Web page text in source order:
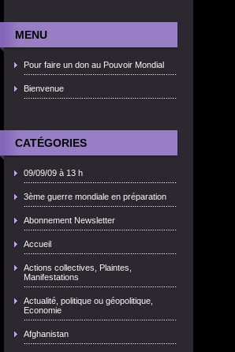
MENU
Pour faire un don au Pouvoir Mondial
Bienvenue
CATÉGORIES
09/09/09 à 13 h
3ème guerre mondiale en préparation
Abonnement Newsletter
Accueil
Actions collectives, Plaintes,
Manifestations
Actualité, politique ou géopolitique,
Economie
Afghanistan